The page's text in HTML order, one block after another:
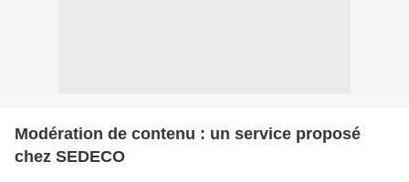
Modération de contenu : un service proposé
chez SEDECO